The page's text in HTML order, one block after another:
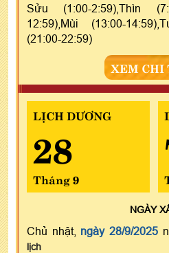
Sửu (1:00-2:59),Thìn
12:59),Mùi (13:00-
(21:00-22:59)
XEM CHI
LỊCH DƯƠNG
28
Tháng 9
NGÀY
Chủ nhật, ngày 28/9/2025
lịch